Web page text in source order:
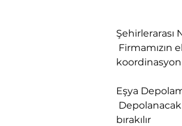
Şehirlerarası
koordinasyon
Eşya
bırakılır